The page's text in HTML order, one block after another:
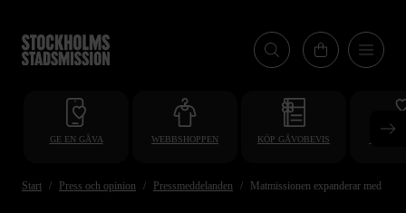
till
huvudinnehåll
GE EN GÅVA WEBBSHOPPEN KÖP GÅVOBEVIS
Start Press och opinion Pressmeddelanden Matmissionen expanderar med ny